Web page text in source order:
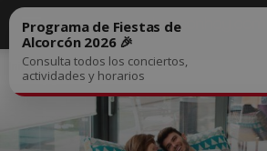
Inicio Comercios y negocios
Programa de Fiestas de
Alcorcón 2026 🎉
Consulta todos los conciertos,
actividades y horarios